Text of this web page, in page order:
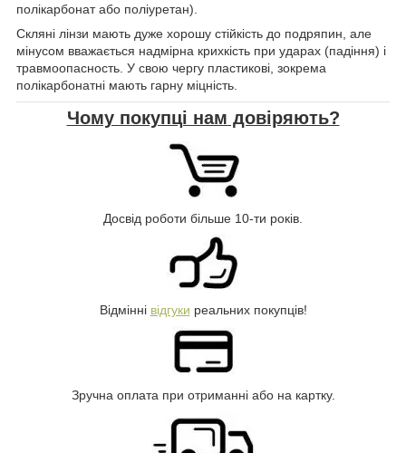
полікарбонат або поліуретан).
Скляні лінзи мають дуже хорошу стійкість до подряпин, але
мінусом вважається надмірна крихкість при ударах (падіння) і
травмоопасность. У свою чергу пластикові, зокрема
полікарбонатні мають гарну міцність.
Чому покупці нам довіряють?
Досвід роботи більше 10-ти років.
Відмінні відгуки реальних покупців!
Зручна оплата при отриманні або на картку.